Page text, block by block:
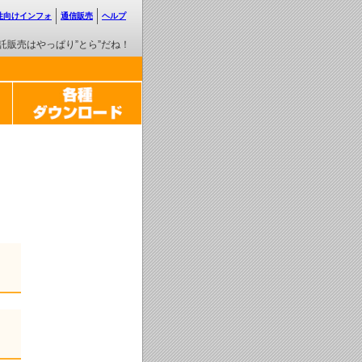
販売はやっぱり”とら”だね！
向けインフォ 通信販売 ヘルプ